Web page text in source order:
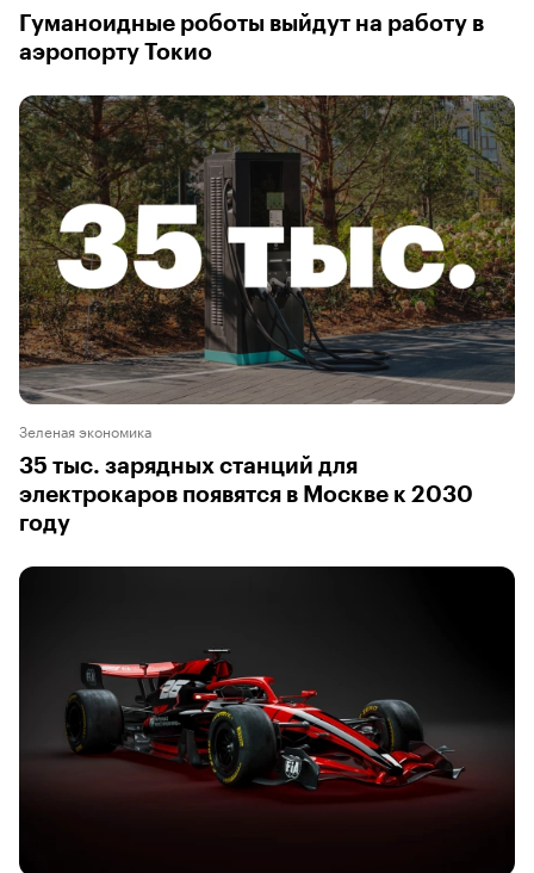
Гуманоидные роботы выйдут на работу в
аэропорту Токио
Зеленая экономика
35 тыс. зарядных станций для
электрокаров появятся в Москве к 2030
году